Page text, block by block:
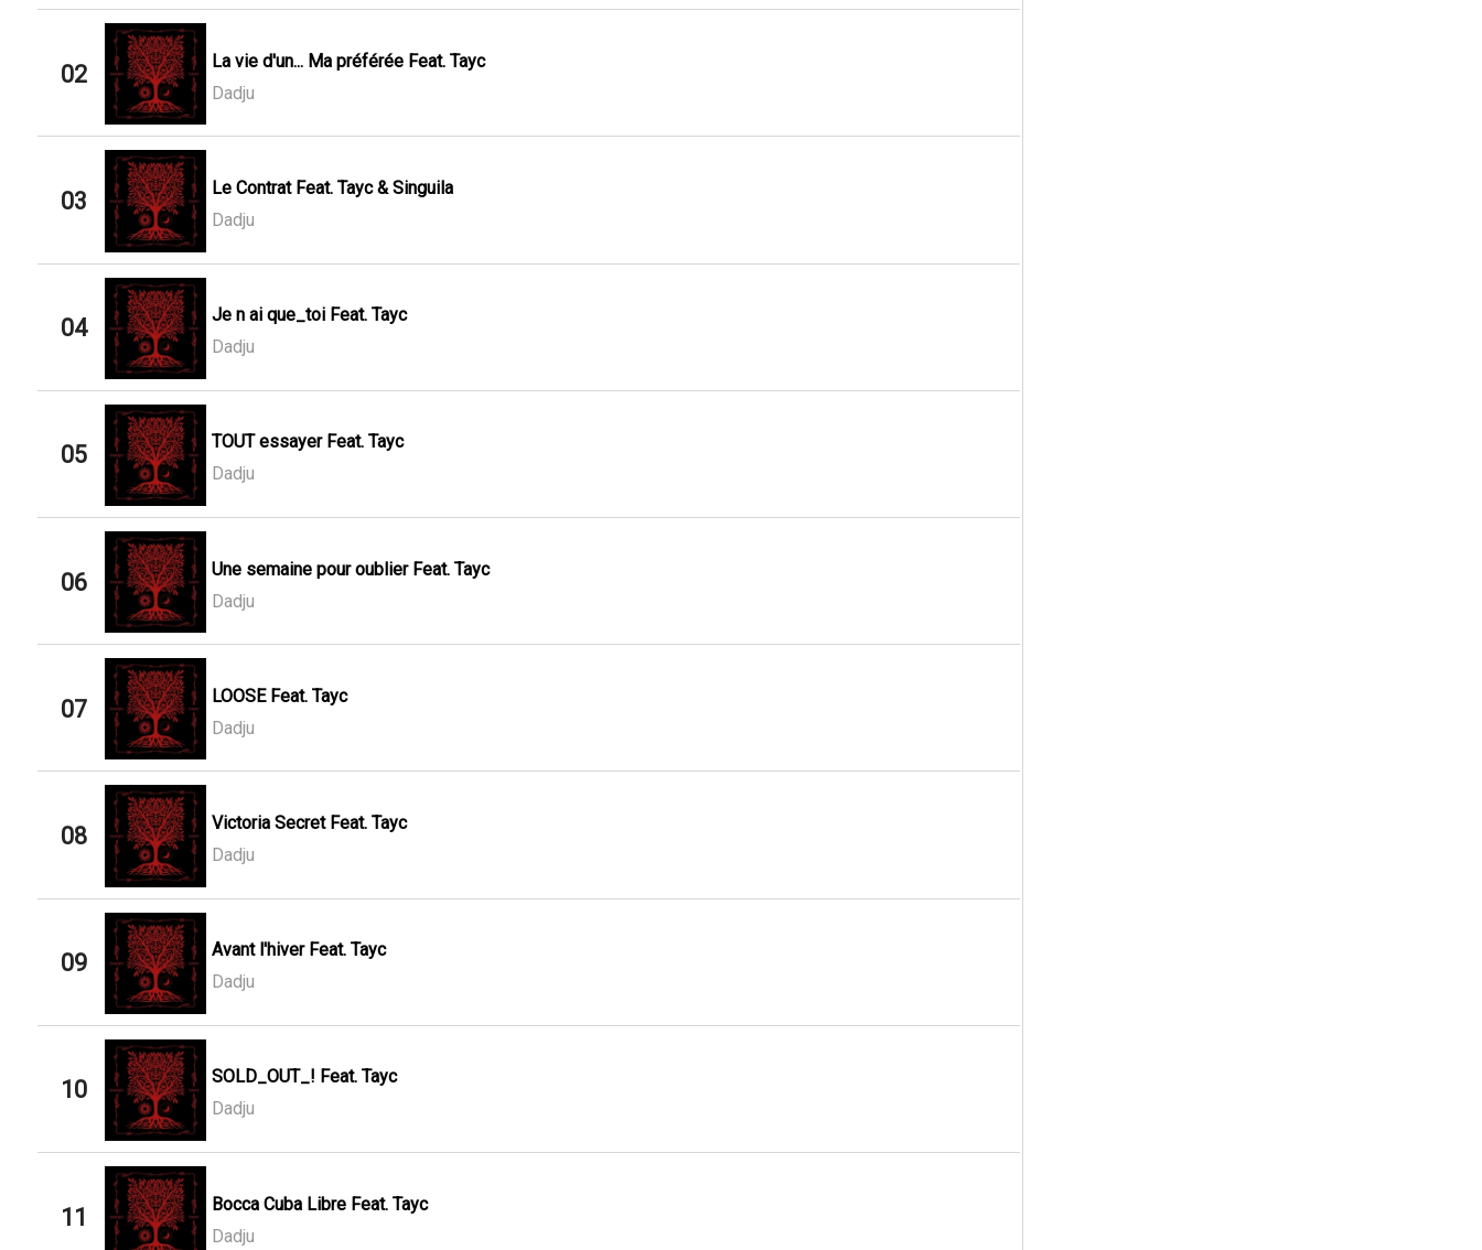
02
La vie d'un... Ma préférée Feat. Tayc
Dadju
03
Le Contrat Feat. Tayc & Singuila
Dadju
04
Je n ai que_toi Feat. Tayc
Dadju
05
TOUT essayer Feat. Tayc
Dadju
06
Une semaine pour oublier Feat. Tayc
Dadju
07
LOOSE Feat. Tayc
Dadju
08
Victoria Secret Feat. Tayc
Dadju
09
Avant l'hiver Feat. Tayc
Dadju
10
SOLD_OUT_! Feat. Tayc
Dadju
11
Bocca Cuba Libre Feat. Tayc
Dadju